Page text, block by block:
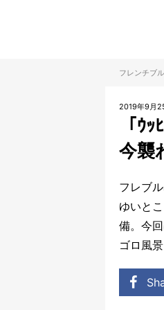
フレンチブ
2019年9月
「ｳ
今襲
フレブ
ゆいと
備。今
ゴロ風